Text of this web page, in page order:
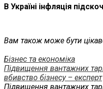
В Україні інфляція
Вам також може бути
Бізнес та економіка
Підвищення вантажних
вбивство бізнесу – експерт
Підвищення вантажних